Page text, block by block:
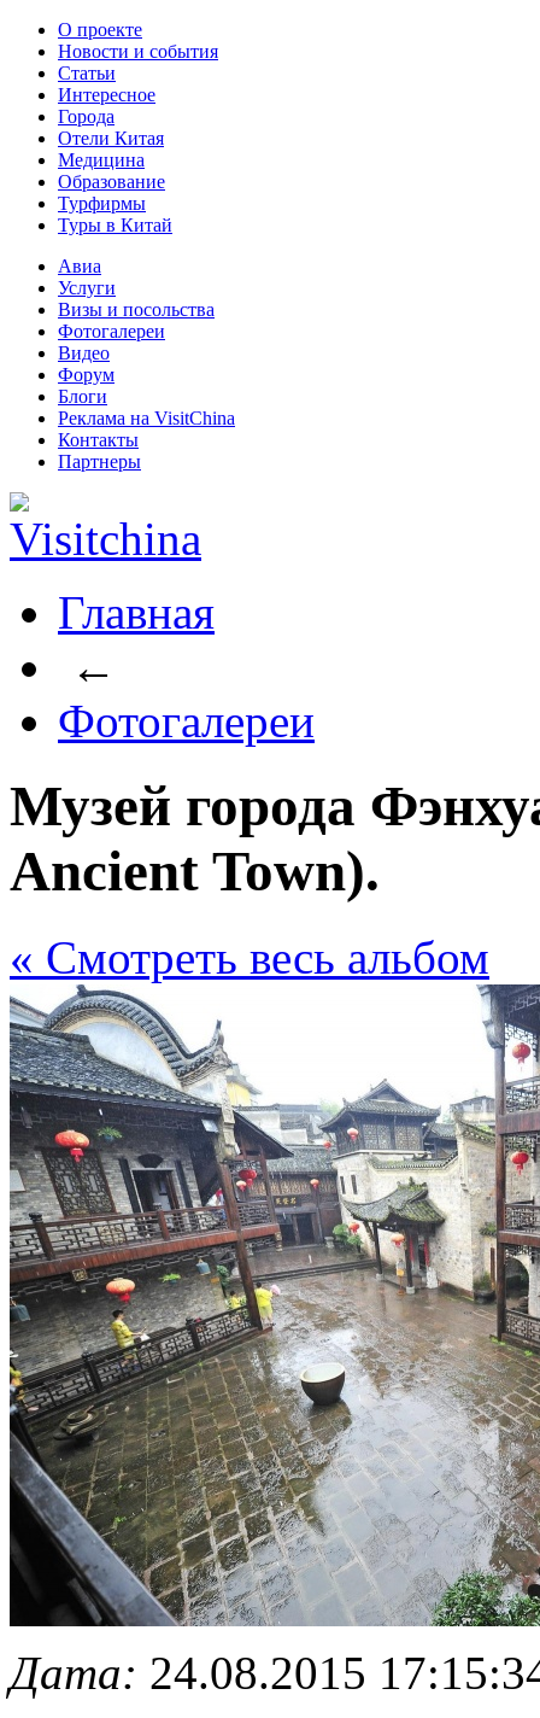
О проекте
Новости и события
Статьи
Интересное
Города
Отели Китая
Медицина
Образование
Турфирмы
Туры в Китай
Авиа
Услуги
Визы и посольства
Фотогалереи
Видео
Форум
Блоги
Реклама на VisitChina
Контакты
Партнеры
Главная
←
Фотогалереи
Музей города
Ancient Town).
« Cмотреть весь альбом
Дата: 24.08.2015